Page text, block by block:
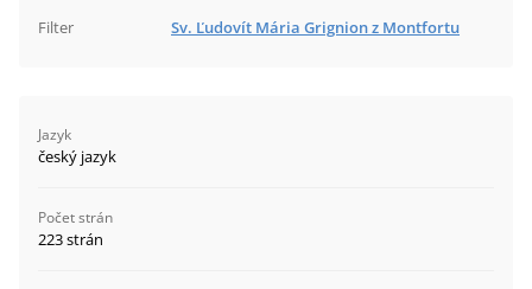
Filter Sv. Ľudovít Mária Grignion z Montfortu
Jazyk
český jazyk
Počet strán
223 strán